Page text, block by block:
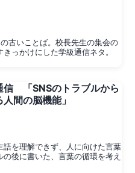
古いことば。校長先生の集会の
っかけにした学級通信ネタ。
信 「SNSのトラブルから
間の脳機能」
を理解できず、人に向けた言葉
後に書いた、言葉の循環を考え